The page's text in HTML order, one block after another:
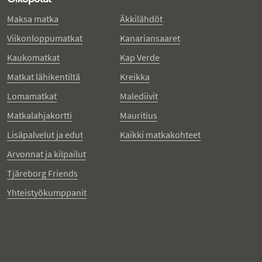
Maksa matka
Viikonloppumatkat
Kaukomatkat
Matkat lähikentiltä
Lomamatkat
Matkalahjakortti
Lisäpalvelut ja edut
Arvonnat ja kilpailut
Tjäreborg Friends
Yhteistyökumppanit
Äkkilähdöt
Kanariansaaret
Kap Verde
Kreikka
Malediivit
Mauritius
Kaikki matkakohteet